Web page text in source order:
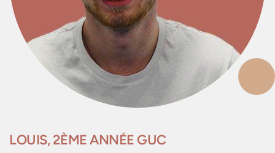
LOUIS, 2ÈME ANNÉE GUC